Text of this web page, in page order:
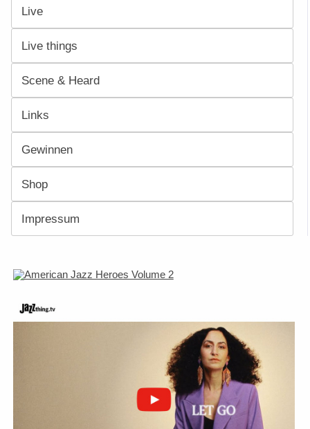
Live
Live things
Scene & Heard
Links
Gewinnen
Shop
Impressum